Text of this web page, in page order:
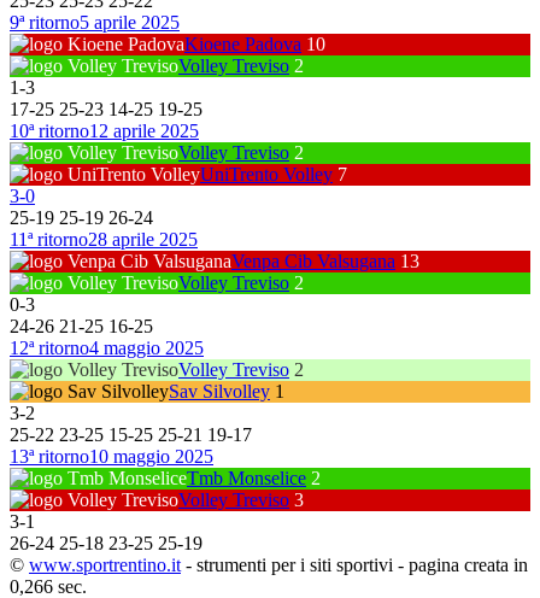
9ª ritorno5 aprile 2025
Kioene Padova 10
Volley Treviso 2
1-3
17-25 25-23 14-25 19-25
10ª ritorno12 aprile 2025
Volley Treviso 2
UniTrento Volley 7
3-0
25-19 25-19 26-24
11ª ritorno28 aprile 2025
Venpa Cib Valsugana 13
Volley Treviso 2
0-3
24-26 21-25 16-25
12ª ritorno4 maggio 2025
Volley Treviso 2
Sav Silvolley 1
3-2
25-22 23-25 15-25 25-21 19-17
13ª ritorno10 maggio 2025
Tmb Monselice 2
Volley Treviso 3
3-1
26-24 25-18 23-25 25-19
© www.sportrentino.it - strumenti per i siti sportivi - pagina creata in
0,266 sec.